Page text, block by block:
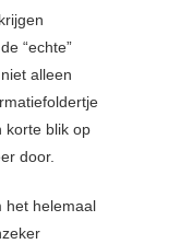
“echte”
alleen
korte blik op
door.
het helemaal